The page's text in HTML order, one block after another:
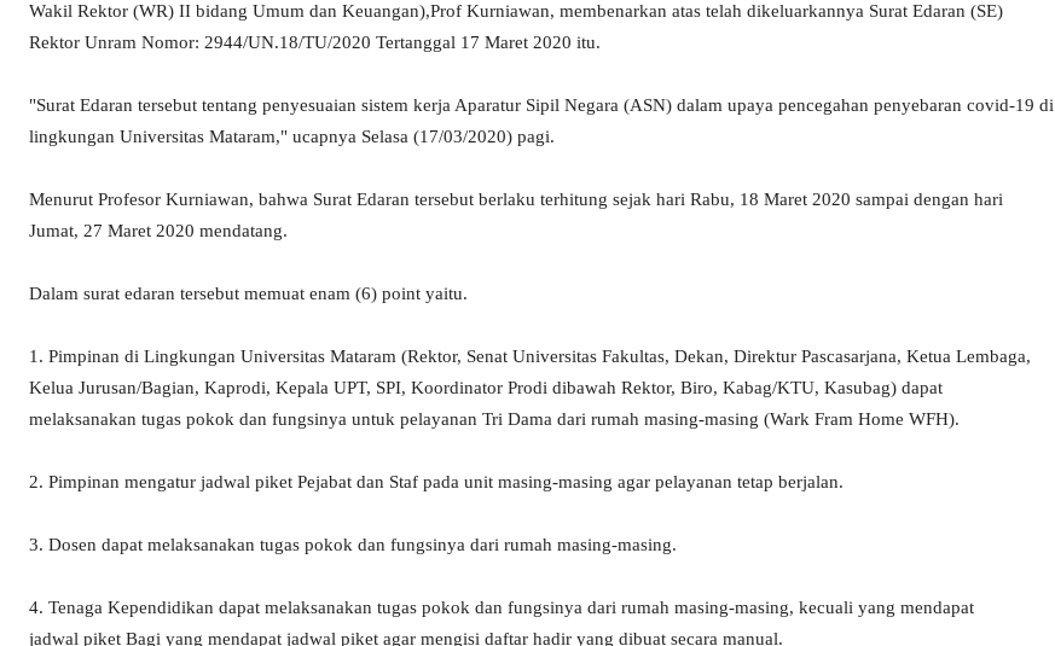
Wakil Rektor (WR) II bidang Umum dan Keuangan),Prof Kurniawan, membenarkan atas telah dikeluarkannya Surat Edaran (SE)
Rektor Unram Nomor: 2944/UN.18/TU/2020 Tertanggal 17 Maret 2020 itu.
"Surat Edaran tersebut tentang penyesuaian sistem kerja Aparatur Sipil Negara (ASN) dalam upaya pencegahan penyebaran covid-19 di
lingkungan Universitas Mataram," ucapnya Selasa (17/03/2020) pagi.
Menurut Profesor Kurniawan, bahwa Surat Edaran tersebut berlaku terhitung sejak hari Rabu, 18 Maret 2020 sampai dengan hari
Jumat, 27 Maret 2020 mendatang.
Dalam surat edaran tersebut memuat enam (6) point yaitu.
1. Pimpinan di Lingkungan Universitas Mataram (Rektor, Senat Universitas Fakultas, Dekan, Direktur Pascasarjana, Ketua Lembaga,
Kelua Jurusan/Bagian, Kaprodi, Kepala UPT, SPI, Koordinator Prodi dibawah Rektor, Biro, Kabag/KTU, Kasubag) dapat
melaksanakan tugas pokok dan fungsinya untuk pelayanan Tri Dama dari rumah masing-masing (Wark Fram Home WFH).
2. Pimpinan mengatur jadwal piket Pejabat dan Staf pada unit masing-masing agar pelayanan tetap berjalan.
3. Dosen dapat melaksanakan tugas pokok dan fungsinya dari rumah masing-masing.
4. Tenaga Kependidikan dapat melaksanakan tugas pokok dan fungsinya dari rumah masing-masing, kecuali yang mendapat
jadwal piket Bagi yang mendapat jadwal piket agar mengisi daftar hadir yang dibuat secara manual.